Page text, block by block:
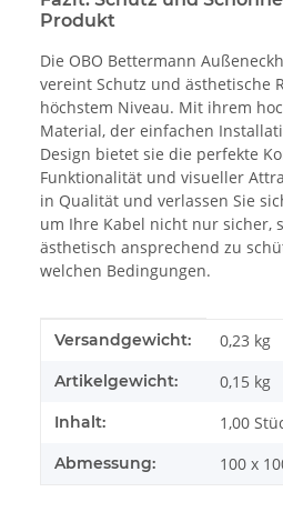
Produkt
Die OBO Bettermann
vereint Schutz und ästhetische
höchstem Niveau. Mit ihrem
Material, der einfachen
Design bietet sie die perfekte
Funktionalität und visueller
in Qualität und verlassen Sie
um Ihre Kabel nicht nur sicher,
ästhetisch ansprechend zu
welchen Bedingungen.
Produkteigenschaft
Wert
Versandgewicht: 0,23 kg
Artikelgewicht: 0,15 kg
Inhalt: 1,00
Abmessung: 100 x